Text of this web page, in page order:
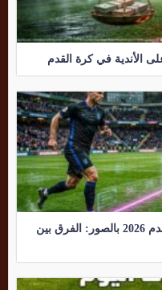
الأندية في كرة القدم
شرح قانون التسلل الجديد في كرة القدم 2026 بالصور: الفرق بين